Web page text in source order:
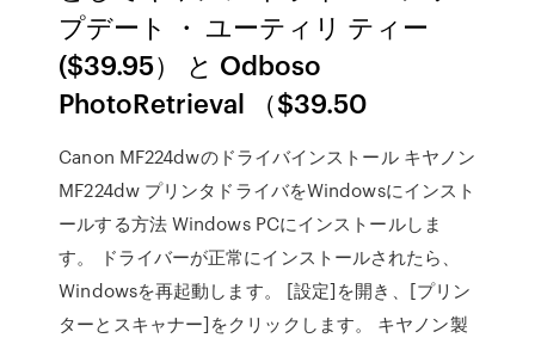
プデート ・ ユーティリ ティー
($39.95） と Odboso
PhotoRetrieval （$39.50
Canon MF224dwのドライバインストール キヤノン
MF224dw プリンタドライバをWindowsにインスト
ールする方法 Windows PCにインストールしま
す。 ドライバーが正常にインストールされたら、
Windowsを再起動します。 [設定]を開き、[プリン
ターとスキャナー]をクリックします。 キヤノン製